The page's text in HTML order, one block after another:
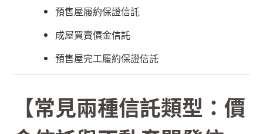
預售屋履約保證信託
成屋買賣價金信託
預售屋完工履約保證信託
【常見兩種信託類型：價